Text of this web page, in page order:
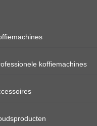
koffiemachines